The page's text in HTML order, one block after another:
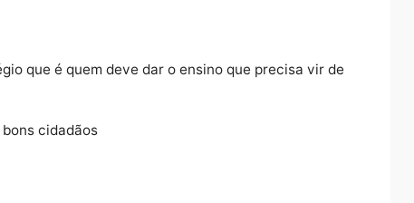
E pronto para outra surra.
que a criança fez de errado, não impede os pais de